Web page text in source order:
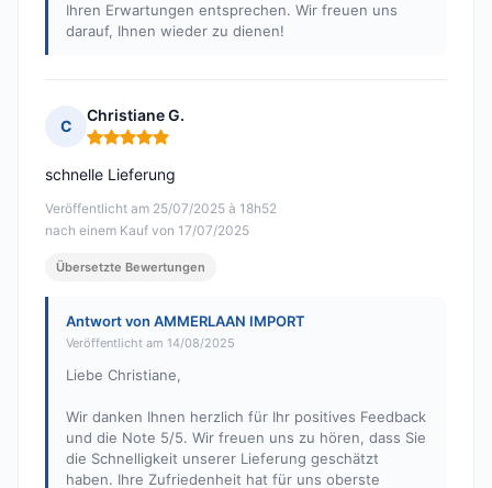
Ihren Erwartungen entsprechen. Wir freuen uns
darauf, Ihnen wieder zu dienen!
C
Christiane G.
Hinweis: 5 von 5
Veröffentlicht am 25/07/2025 à 18h52
nach einem Kauf von 17/07/2025
schnelle Lieferung
Übersetzte Bewertungen
Antwort von AMMERLAAN IMPORT
Veröffentlicht am 14/08/2025
Liebe Christiane,
Wir danken Ihnen herzlich für Ihr positives Feedback
und die Note 5/5. Wir freuen uns zu hören, dass Sie
die Schnelligkeit unserer Lieferung geschätzt
haben. Ihre Zufriedenheit hat für uns oberste